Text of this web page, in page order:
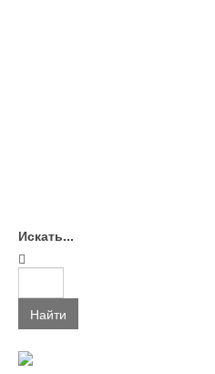
Искать...
Найти